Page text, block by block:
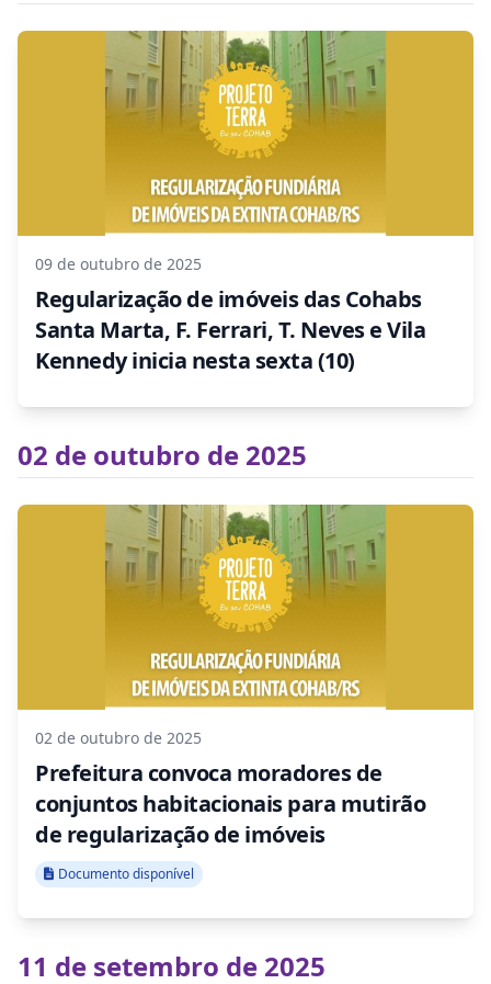
09 de outubro de 2025
Regularização de imóveis das Cohabs
Santa Marta, F. Ferrari, T. Neves e Vila
Kennedy inicia nesta sexta (10)
02 de outubro de 2025
02 de outubro de 2025
Prefeitura convoca moradores de
conjuntos habitacionais para mutirão
de regularização de imóveis
Documento disponível
11 de setembro de 2025